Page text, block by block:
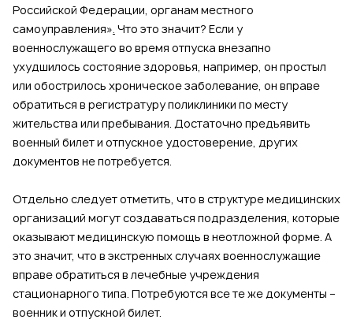
Российской Федерации, органам местного
самоуправления». Что это значит? Если у
военнослужащего во время отпуска внезапно
ухудшилось состояние здоровья, например, он простыл
или обострилось хроническое заболевание, он вправе
обратиться в регистратуру поликлиники по месту
жительства или пребывания. Достаточно предъявить
военный билет и отпускное удостоверение, других
документов не потребуется.
Отдельно следует отметить, что в структуре медицинских
организаций могут создаваться подразделения, которые
оказывают медицинскую помощь в неотложной форме. А
это значит, что в экстренных случаях военнослужащие
вправе обратиться в лечебные учреждения
стационарного типа. Потребуются все те же документы –
военник и отпускной билет.